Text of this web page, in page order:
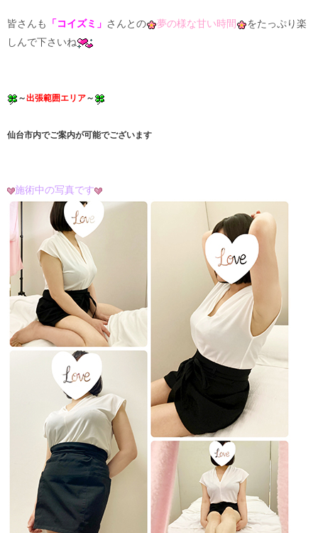
皆さんも 「コイズミ」 さんとの 夢の様な甘い時間
をたっぷり楽
しんで下さいね
～出張範囲エリア～
仙台市内でご案内が可能でございます
施術中の写真です